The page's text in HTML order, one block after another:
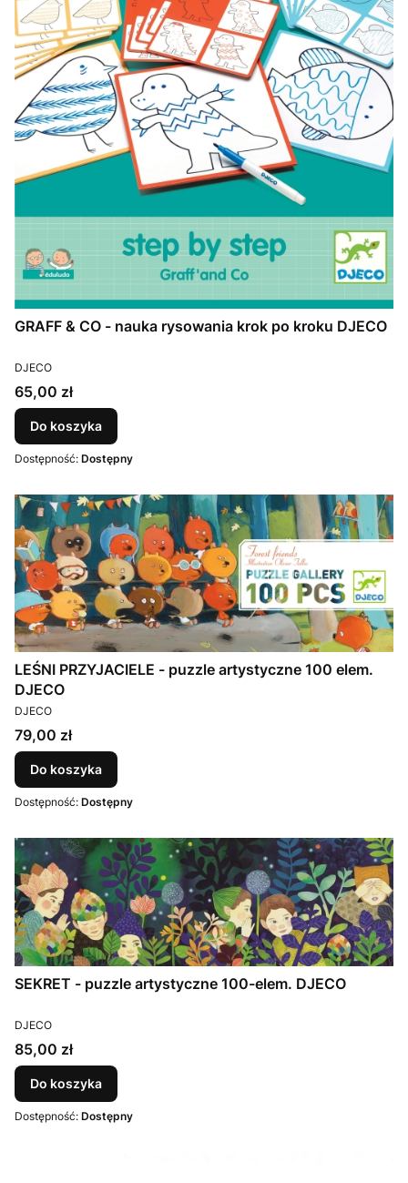
GRAFF & CO - nauka rysowania krok po kroku DJECO
PRODUCENT
DJECO
Cena
65,00 zł
Do koszyka
Dostępność: Dostępny
LEŚNI PRZYJACIELE - puzzle artystyczne 100 elem.
DJECO
PRODUCENT
DJECO
Cena
79,00 zł
Do koszyka
Dostępność: Dostępny
SEKRET - puzzle artystyczne 100-elem. DJECO
PRODUCENT
DJECO
Cena
85,00 zł
Do koszyka
Dostępność: Dostępny